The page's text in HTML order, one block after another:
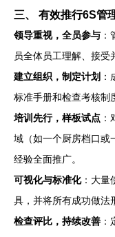
三、 有效推行6S管
领导重视，全员参与
员全体员工理解、接受
建立组织，制定计划
标准手册和检查考核制
培训先行，样板试点
域（如一个厨房档口或
经验全面推广。
可视化与标准化：大量
具，并将所有成功做法
检查评比，持续改善